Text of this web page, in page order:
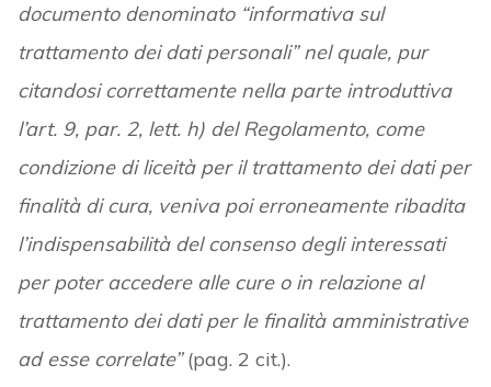
documento denominato “informativa sul
trattamento dei dati personali” nel quale, pur
citandosi correttamente nella parte introduttiva
l’art. 9, par. 2, lett. h) del Regolamento, come
condizione di liceità per il trattamento dei dati per
finalità di cura, veniva poi erroneamente ribadita
l’indispensabilità del consenso degli interessati
per poter accedere alle cure o in relazione al
trattamento dei dati per le finalità amministrative
ad esse correlate”(pag. 2 cit.).